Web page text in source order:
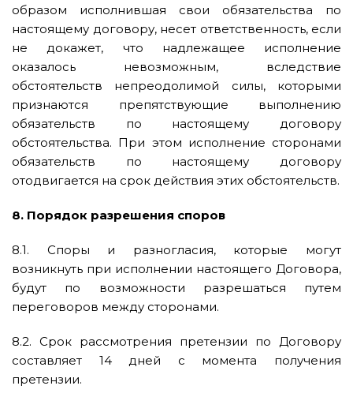
образом исполнившая свои обязательства по
настоящему договору, несет ответственность, если
не докажет, что надлежащее исполнение
оказалось невозможным, вследствие
обстоятельств непреодолимой силы, которыми
признаются препятствующие выполнению
обязательств по настоящему договору
обстоятельства. При этом исполнение сторонами
обязательств по настоящему договору
отодвигается на срок действия этих обстоятельств.
8. Порядок разрешения споров
8.1. Споры и разногласия, которые могут
возникнуть при исполнении настоящего Договора,
будут по возможности разрешаться путем
переговоров между сторонами.
8.2. Срок рассмотрения претензии по Договору
составляет 14 дней с момента получения
претензии.